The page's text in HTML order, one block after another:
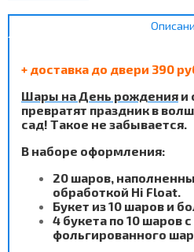
+ доставка до двери 390
Шары на День рождения и
превратят праздник в
сад! Такое не забывается.
В наборе оформления:
20 шаров,
обработкой Hi Float.
Букет из 10 шаров и
4 букета по 10 шаров
фольгированного